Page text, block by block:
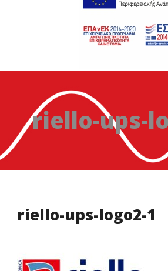
riello-ups-
riello-ups-logo2-1